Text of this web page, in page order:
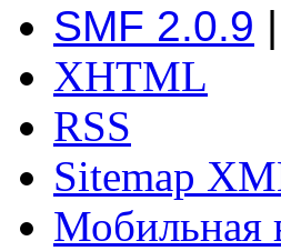
SMF 2.0.9 |
XHTML
RSS
Sitemap
Мобильная